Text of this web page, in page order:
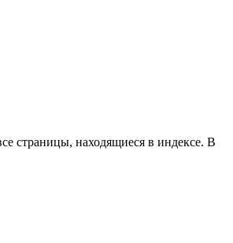
страницы, находящиеся в индексе. В